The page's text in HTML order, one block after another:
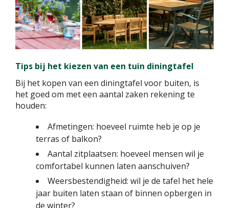
Tips bij het kiezen van een tuin diningtafel
Bij het kopen van een diningtafel voor buiten, is
het goed om met een aantal zaken rekening te
houden:
Afmetingen: hoeveel ruimte heb je op je
terras of balkon?
Aantal zitplaatsen: hoeveel mensen wil je
comfortabel kunnen laten aanschuiven?
Weersbestendigheid: wil je de tafel het hele
jaar buiten laten staan of binnen opbergen in
de winter?